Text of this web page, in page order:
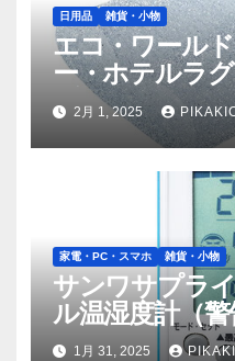
日用品 雑貨・小物
エコ・ワール
ー・ホテルラ
プ カバー付き
2月 1, 2025
家電・PC・スマホ 雑貨・小物
サンワサプラ
ル温湿度計（
付き） CHE-
1月 31, 2025